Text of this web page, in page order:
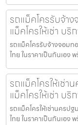
รถแม็คโครรับจ้า
แม็คโครให้เช่า บ
รถแม็คโครรับจ้างจอมท
ไทย ในราคาเป็นกันเอ
รถแม็คโครให้เช่
แม็คโครให้เช่า บ
รถแม็คโครให้เช่านครป
ไทย ในราคาเป็นกันเอ